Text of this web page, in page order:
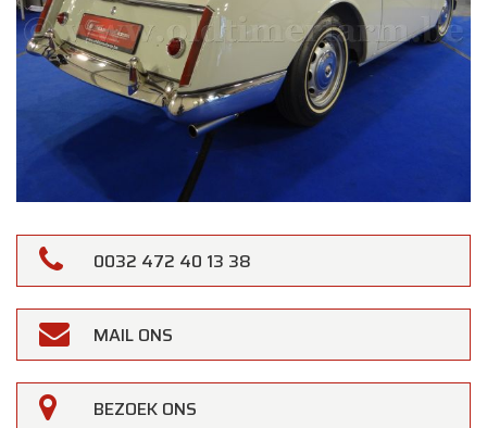
0032 472 40 13 38
MAIL ONS
BEZOEK ONS